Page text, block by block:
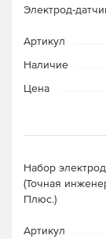
Электрод-
Артикул
Наличие
Цена
Набор
(Точная
Плюс.)
Артикул